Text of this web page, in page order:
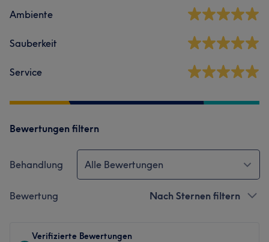
Ambiente
Sauberkeit
Service
Bewertungen filtern
Behandlung Alle Bewertungen
Bewertung Nach Sternen filtern
Verifizierte Bewertungen